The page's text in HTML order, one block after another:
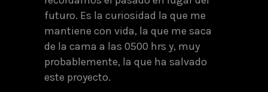
futuro. Es la curiosidad la que me
mantiene con vida, la que me saca
de la cama a las 0500 hrs y, muy
probablemente, la que ha salvado
este proyecto.